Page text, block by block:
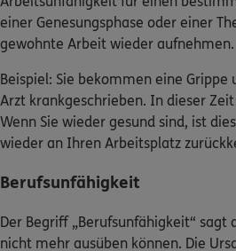
einer Genesungsphase oder einer
gewohnte Arbeit wieder aufnehmen.
Beispiel: Sie bekommen eine
Arzt krankgeschrieben. In dieser
Wenn Sie wieder gesund sind, ist
wieder an Ihren Arbeitsplatz
Berufsunfähigkeit
Der Begriff „Berufsunfähigkeit“ sagt
nicht mehr ausüben können. Die